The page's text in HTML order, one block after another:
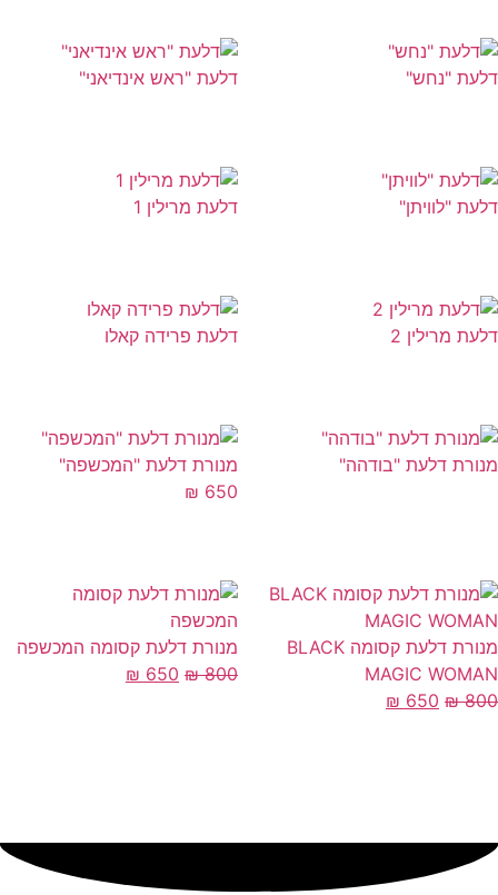
"נחש" דלעת "ראש אינדיאני"
"לוויתן" דלעת מרילין 1
מרילין 2 דלעת פרידה קאלו
דלעת "בודהה"
מנורת דלעת "המכשפה"
650
₪
מנורת דלעת קסומה BLACK
MAGIC
₪
650
₪
מנורת דלעת קסומה המכשפה
800
₪
650
₪